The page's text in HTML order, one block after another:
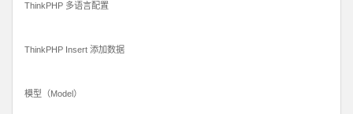
ThinkPHP 多语言配置
ThinkPHP Insert 添加数据
模型（Model）